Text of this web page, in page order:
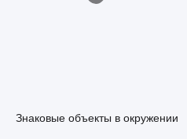
Знаковые объекты в окружении